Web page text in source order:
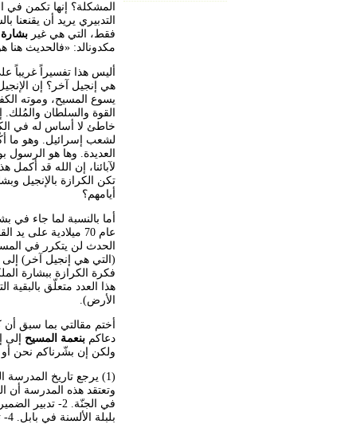
المشكلة؟ إنها تكمن في
التدبيري يريد أن
فقط، التي هي غير
مكدونالد: «فالحديث هنا
أليس هذا تفسيراً غريباً
هي إنجيل آخر؟ إن
يسوع المسيح، وموته
القوة والسلطان
خاطئ لا أساس له في
لشعب إسرائيل. وهو ما
العديدة. وها هو الرسول
لآبائنا، إن الله قد أكمل
تكن الكرازة بالإنجيل
أيامهم؟
عام 70 ميلادية
الحدث لن يتكرر في
هذا العدد متعلّق
الأرض).
أختم مقالتي بما سبق
دعاكم بنعمة المسيح إلى
ولكن إن بشّرناكم نحن أو